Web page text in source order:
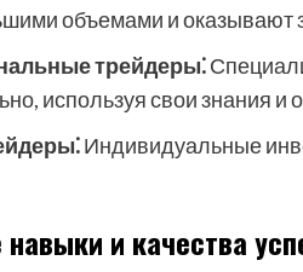
объемами и оказывают
трейдеры⁚
используя свои знания и
Индивидуальные
и качества